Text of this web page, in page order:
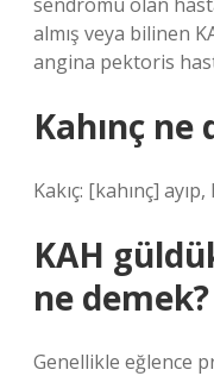
almış veya bilinen
angina pektoris
Kahınç ne
Kakıç: [kahınç]
KAH
ne demek?
Genellikle eğlence